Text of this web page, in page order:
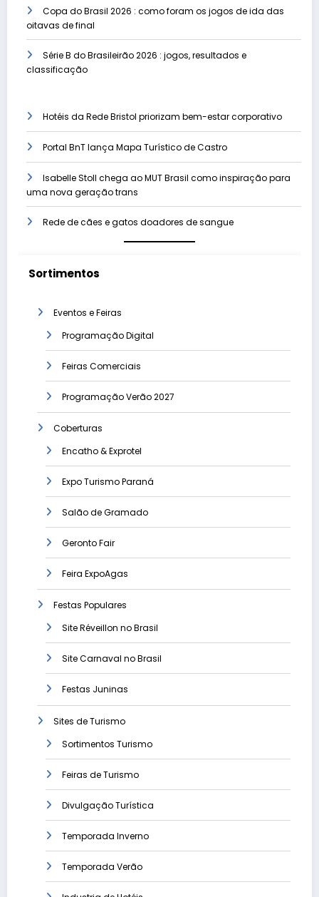
Copa do Brasil 2026 : como foram os jogos de ida das
oitavas de final
Série B do Brasileirão 2026 : jogos, resultados e
classificação
Hotéis da Rede Bristol priorizam bem-estar corporativo
Portal BnT lança Mapa Turístico de Castro
Isabelle Stoll chega ao MUT Brasil como inspiração para
uma nova geração trans
Rede de cães e gatos doadores de sangue
Sortimentos
Eventos e Feiras
Programação Digital
Feiras Comerciais
Programação Verão 2027
Coberturas
Encatho & Exprotel
Expo Turismo Paraná
Salão de Gramado
Geronto Fair
Feira ExpoAgas
Festas Populares
Site Réveillon no Brasil
Site Carnaval no Brasil
Festas Juninas
Sites de Turismo
Sortimentos Turismo
Feiras de Turismo
Divulgação Turística
Temporada Inverno
Temporada Verão